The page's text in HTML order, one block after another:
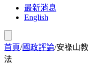
最新消息
English
首頁/國政評論/安祿山
法